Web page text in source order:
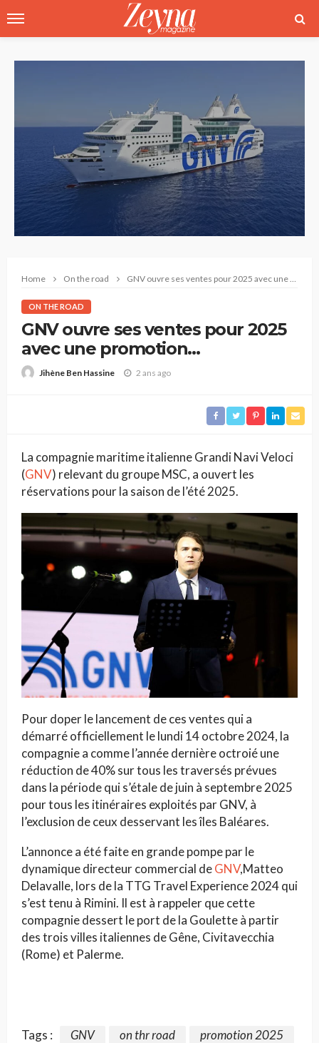
Home On the road GNV ouvre ses ventes pour 2025 avec une promotion exceptionnelle
ON THE ROAD
GNV ouvre ses ventes pour 2025
avec une promotion
exceptionnelle
Jihène Ben Hassine 2 ans ago
La compagnie maritime italienne Grandi Navi Veloci
(GNV) relevant du groupe MSC, a ouvert les
réservations pour la saison de l’été 2025.
Pour doper le lancement de ces ventes qui a
démarré officiellement le lundi 14 octobre 2024, la
compagnie a comme l’année dernière octroié une
réduction de 40% sur tous les traversés prévues
dans la période qui s’étale de juin à septembre 2025
pour tous les itinéraires exploités par GNV, à
l’exclusion de ceux desservant les îles Baléares.
L’annonce a été faite en grande pompe par le
dynamique directeur commercial deGNV,Matteo
Delavalle, lors de la TTG Travel Experience 2024 qui
s’est tenu à Rimini. Il est à rappeler que cette
compagnie dessert le port de la Goulette à partir
des trois villes italiennes de Gêne, Civitavecchia
(Rome) et Palerme.
Tags : GNV on thr road
promotion 2025